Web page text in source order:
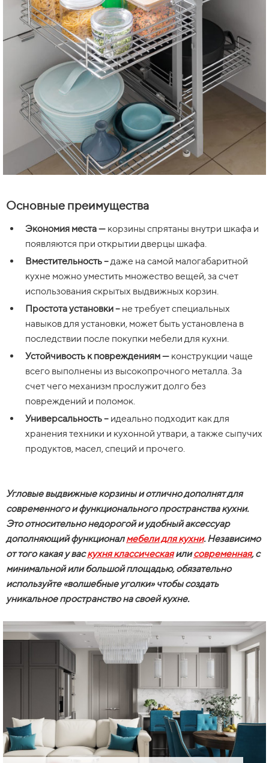
Основные преимущества
Экономия места — корзины спрятаны внутри шкафа и
появляются при открытии дверцы шкафа.
Вместительность–даже на самой малогабаритной
кухне можно уместить множество вещей, за счет
использования скрытых выдвижных корзин.
Простота установки– не требует специальных
навыков для установки, может быть установлена в
последствии после покупки мебели для кухни.
Устойчивость к повреждениям — конструкции чаще
всего выполнены из высокопрочного металла. За
счет чего механизм прослужит долго без
повреждений и поломок.
Универсальность – идеально подходит как для
хранения техники и кухонной утвари, а также сыпучих
продуктов, масел, специй и прочего.
Угловые выдвижные корзины и отлично дополнят для
современного и функционального пространства кухни.
Это относительно недорогой и удобный аксессуар
дополняющий функционал мебели для кухни. Независимо
от того какая у вас кухня классическая или современная, с
минимальной или большой площадью, обязательно
используйте «волшебные уголки» чтобы создать
уникальное пространство на своей кухне.